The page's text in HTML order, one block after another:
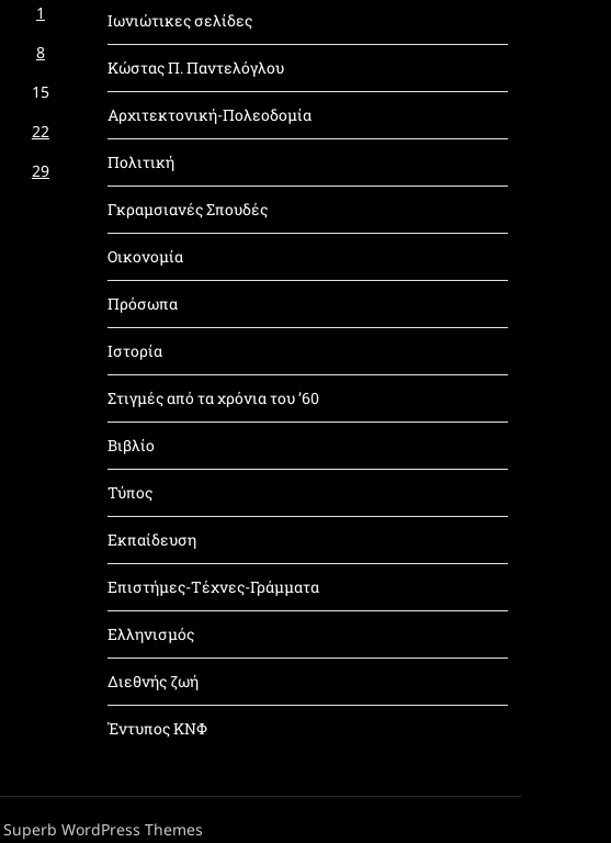
1
8
15
22
29
Ιωνιώτικες σελίδες
Κώστας Π. Παντελόγλου
Αρχιτεκτονική-Πολεοδομία
Πολιτική
Γκραμσιανές Σπουδές
Οικονομία
Πρόσωπα
Ιστορία
Στιγμές από τα χρόνια του ’60
Βιβλίο
Τύπος
Εκπαίδευση
Επιστήμες-Τέχνες-Γράμματα
Ελληνισμός
Διεθνής ζωή
Έντυπος ΚΝΦ
Superb WordPress Themes